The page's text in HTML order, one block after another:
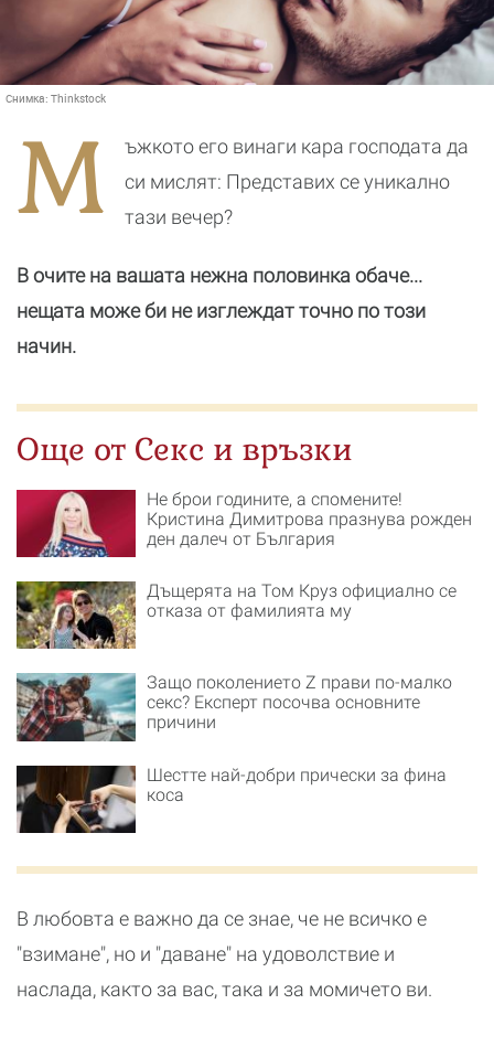
Снимка: Thinkstock
М
ъжкото его винаги кара господата да
си мислят: Представих се уникално
тази вечер?
В очите на вашата нежна половинка обаче...
нещата може би не изглеждат точно по този
начин.
Още от Секс и връзки
Не брои годините, а спомените!
Кристина Димитрова празнува рожден
ден далеч от България
Дъщерята на Том Круз официално се
отказа от фамилията му
Защо поколението Z прави по-малко
секс? Експерт посочва основните
причини
Шестте най-добри прически за фина
коса
В любовта е важно да се знае, че не всичко е
"взимане", но и "даване" на удоволствие и
наслада, както за вас, така и за момичето ви.